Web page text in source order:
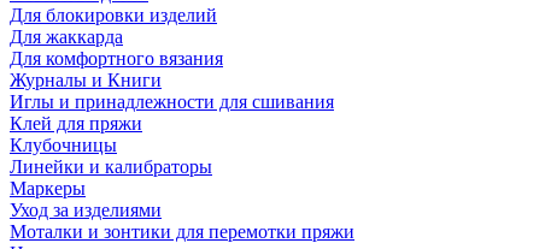
Для блокировки изделий
Для жаккарда
Для комфортного вязания
Журналы и Книги
Иглы и принадлежности для сшивания
Клей для пряжи
Клубочницы
Линейки и калибраторы
Маркеры
Уход за изделиями
Моталки и зонтики для перемотки пряжи